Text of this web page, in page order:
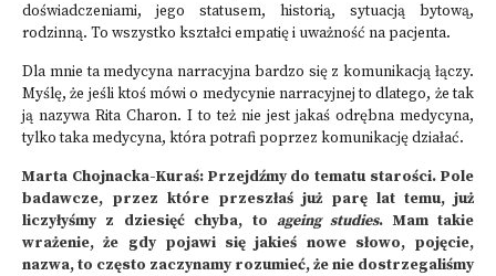
doświadczeniami, jego statusem, historią, sytuacją bytową,
rodzinną. To wszystko kształci empatię i uważność na pacjenta.
Dla mnie ta medycyna narracyjna bardzo się z komunikacją łączy.
Myślę, że jeśli ktoś mówi o medycynie narracyjnej to dlatego, że tak
ją nazywa Rita Charon. I to też nie jest jakaś odrębna medycyna,
tylko taka medycyna, która potrafi poprzez komunikację działać.
Marta Chojnacka-Kuraś: Przejdźmy do tematu starości. Pole
badawcze, przez które przeszłaś już parę lat temu, już
liczyłyśmy z dziesięć chyba, to ageing studies. Mam takie
wrażenie, że gdy pojawi się jakieś nowe słowo, pojęcie,
nazwa, to często zaczynamy rozumieć, że nie dostrzegaliśmy